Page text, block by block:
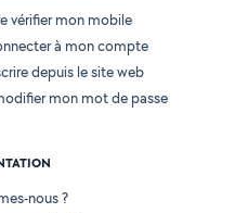
vérifier mon mobile
à mon compte
depuis le site web
mon mot de passe
nous ?